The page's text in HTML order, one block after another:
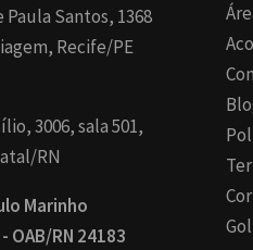
Paula Santos, 1368
Recife/PE
3006, sala 501,
RN
Marinho
OAB/RN 24183